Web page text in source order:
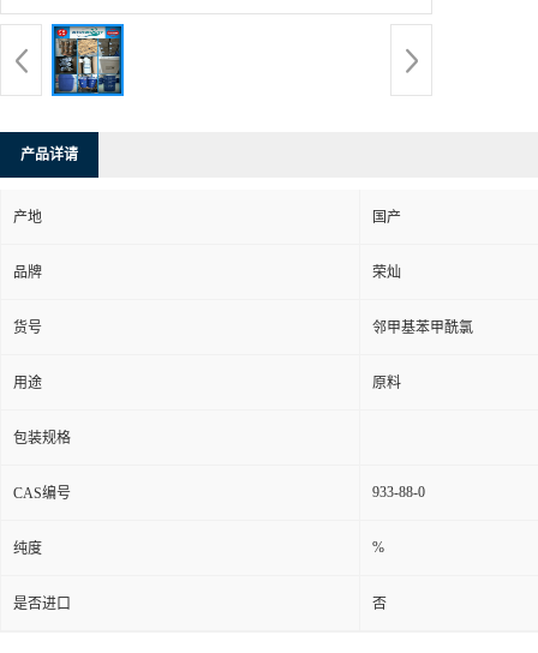
产品详请
产地 国产
品牌 荣灿
货号 邻甲基苯甲酰氯
用途 原料
包装规格
CAS编号 933-88-0
纯度 %
是否进口 否